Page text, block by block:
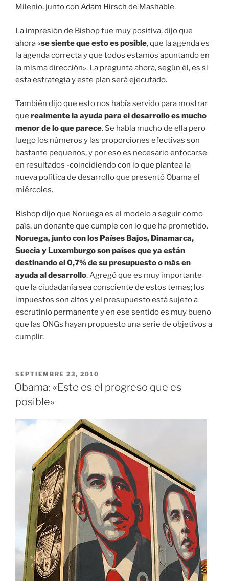
Milenio, junto con Adam Hirsch de Mashable.
La impresión de Bishop fue muy positiva, dijo que
ahora «se siente que esto es posible, que la agenda es
la agenda correcta y que todos estamos apuntando en
la misma dirección». La pregunta ahora, según él, es si
esta estrategia y este plan será ejecutado.
También dijo que esto nos había servido para mostrar
que realmente la ayuda para el desarrollo es mucho
menor de lo que parece. Se habla mucho de ella pero
luego los números y las proporciones efectivas son
bastante pequeños, y por eso es necesario enfocarse
en resultados -coincidiendo con lo que plantea la
nueva política de desarrollo que presentó Obama el
miércoles.
Bishop dijo que Noruega es el modelo a seguir como
país, un donante que cumple con lo que ha prometido.
Noruega, junto con los Países Bajos, Dinamarca,
Suecia y Luxemburgo son países que ya están
destinando el 0,7% de su presupuesto o más en
ayuda al desarrollo. Agregó que es muy importante
que la ciudadanía sea consciente de estos temas; los
impuestos son altos y el presupuesto está sujeto a
escrutinio permanente y en ese sentido es muy bueno
que las ONGs hayan propuesto una serie de objetivos a
cumplir.
PUBLICADO
EL
SEPTIEMBRE 23, 2010
Obama: «Este es el progreso que es
posible»